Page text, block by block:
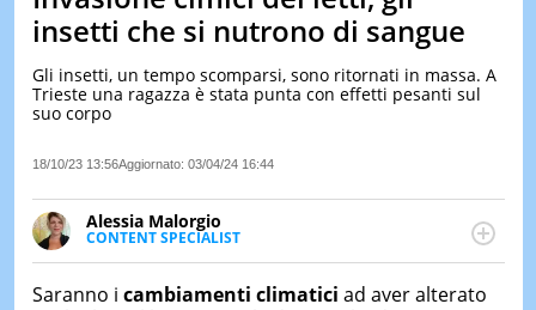
LE
DI
IERI
insetti che si nutrono di sangue
Gli insetti, un tempo scomparsi, sono ritornati in massa. A
Trieste una ragazza è stata punta con effetti pesanti sul
suo corpo
18/10/23 13:56Aggiornato: 03/04/24 16:44
Alessia Malorgio
CONTENT SPECIALIST
Ha conseguito un Master in Marketing Management
e Google Digital Training su Marketing digitale. Si
occupa della creazione di contenuti in ottica SEO e
Saranno i cambiamenti climatici ad aver alterato